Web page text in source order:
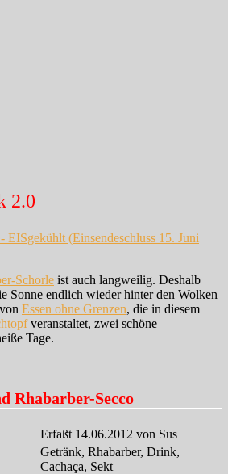
2.0
Schorle ist auch langweilig. Deshalb
Sonne endlich wieder hinter den Wolken
Essen ohne Grenzen, die in diesem
veranstaltet, zwei schöne
Tage.
Rhabarber-Secco
Erfaßt 14.06.2012 von Sus
Getränk, Rhabarber, Drink,
Cachaça, Sekt